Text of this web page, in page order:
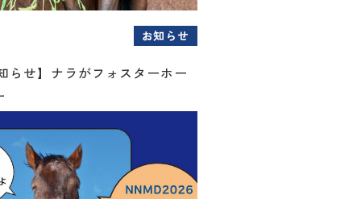
お知らせ
らせ】ナラがフォスターホー